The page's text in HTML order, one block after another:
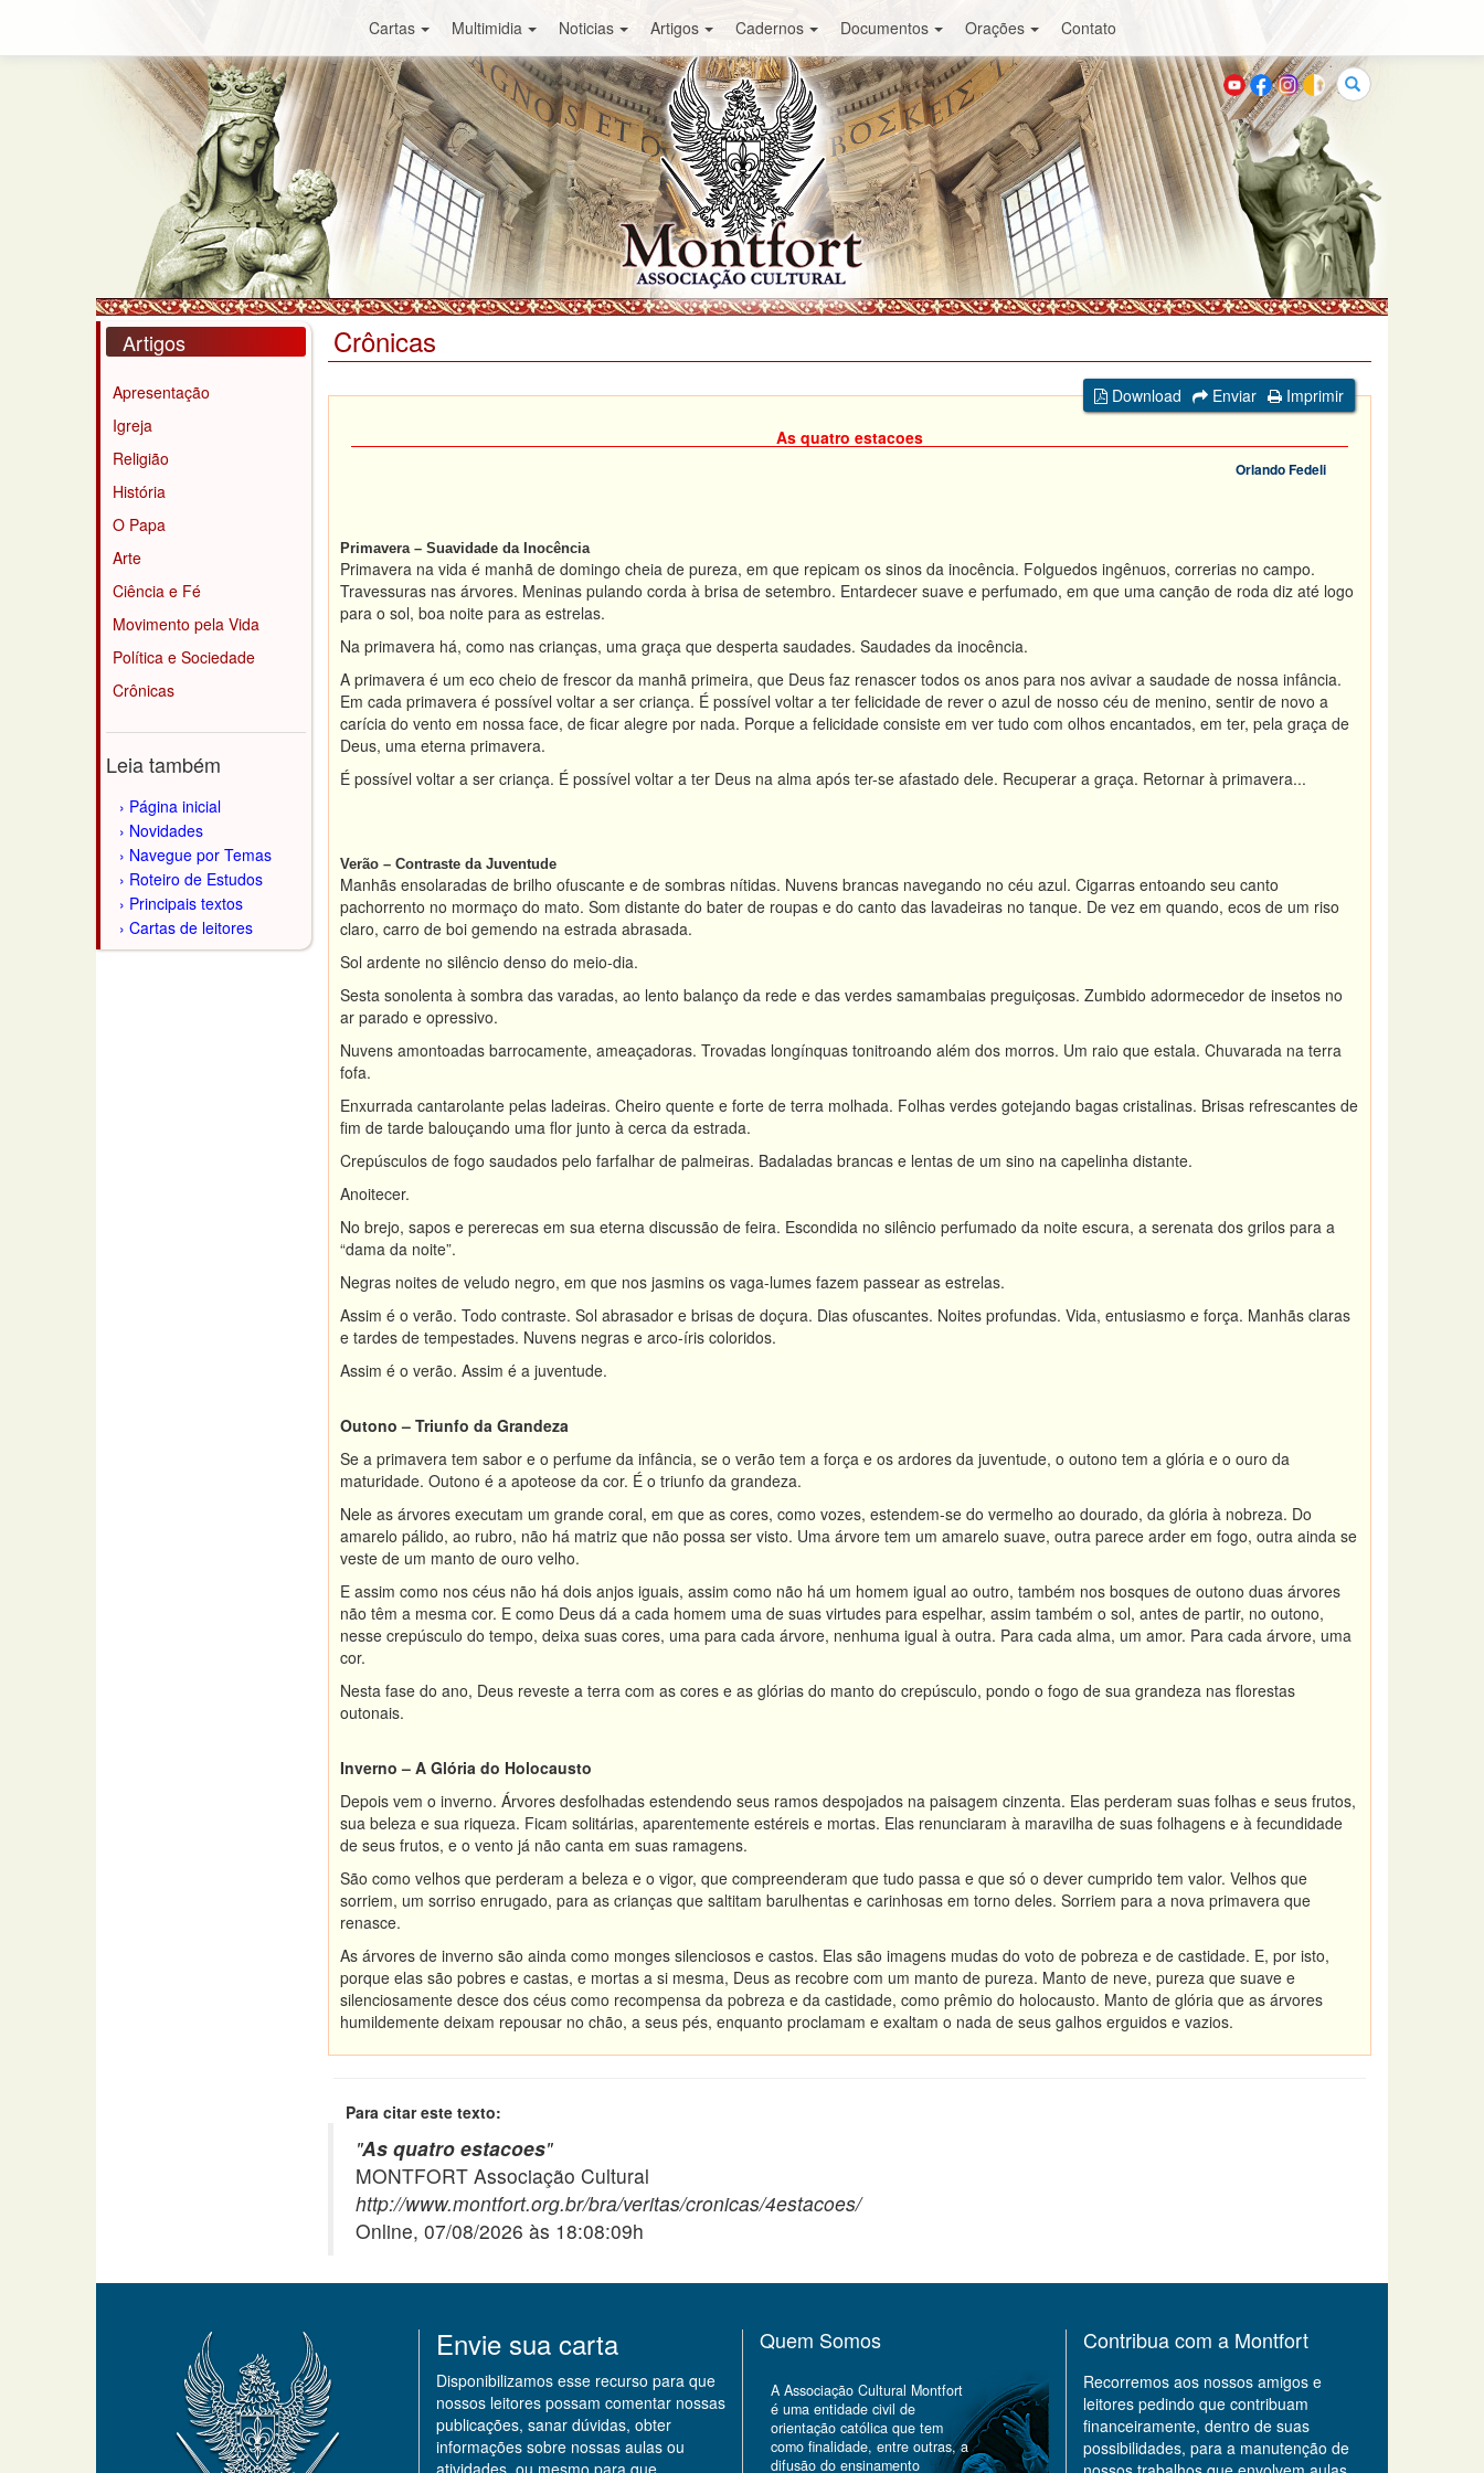
Cartas Multimidia Noticias Artigos Cadernos Documentos Orações Contato
Buscar
Artigos
Apresentação
Igreja
Religião
História
O Papa
Arte
Ciência e Fé
Movimento pela Vida
Política e Sociedade
Crônicas
Leia também
Página inicial
Novidades
Navegue por Temas
Roteiro de Estudos
Principais textos
Cartas de leitores
Crônicas
Download Enviar
Imprimir
As quatro estacoes
Orlando Fedeli
Primavera – Suavidade da Inocência
Primavera na vida é manhã de domingo cheia de pureza, em que repicam os sinos da inocência. Folguedos ingênuos, correrias no campo.
Travessuras nas árvores. Meninas pulando corda à brisa de setembro. Entardecer suave e perfumado, em que uma canção de roda diz até logo
para o sol, boa noite para as estrelas.
Na primavera há, como nas crianças, uma graça que desperta saudades. Saudades da inocência.
A primavera é um eco cheio de frescor da manhã primeira, que Deus faz renascer todos os anos para nos avivar a saudade de nossa infância.
Em cada primavera é possível voltar a ser criança. É possível voltar a ter felicidade de rever o azul de nosso céu de menino, sentir de novo a
carícia do vento em nossa face, de ficar alegre por nada. Porque a felicidade consiste em ver tudo com olhos encantados, em ter, pela graça de
Deus, uma eterna primavera.
É possível voltar a ser criança. É possível voltar a ter Deus na alma após ter-se afastado dele. Recuperar a graça. Retornar à primavera...
Verão – Contraste da Juventude
Manhãs ensolaradas de brilho ofuscante e de sombras nítidas. Nuvens brancas navegando no céu azul. Cigarras entoando seu canto
pachorrento no mormaço do mato. Som distante do bater de roupas e do canto das lavadeiras no tanque. De vez em quando, ecos de um riso
claro, carro de boi gemendo na estrada abrasada.
Sol ardente no silêncio denso do meio-dia.
Sesta sonolenta à sombra das varadas, ao lento balanço da rede e das verdes samambaias preguiçosas. Zumbido adormecedor de insetos no
ar parado e opressivo.
Nuvens amontoadas barrocamente, ameaçadoras. Trovadas longínquas tonitroando além dos morros. Um raio que estala. Chuvarada na terra
fofa.
Enxurrada cantarolante pelas ladeiras. Cheiro quente e forte de terra molhada. Folhas verdes gotejando bagas cristalinas. Brisas refrescantes de
fim de tarde balouçando uma flor junto à cerca da estrada.
Crepúsculos de fogo saudados pelo farfalhar de palmeiras. Badaladas brancas e lentas de um sino na capelinha distante.
Anoitecer.
No brejo, sapos e pererecas em sua eterna discussão de feira. Escondida no silêncio perfumado da noite escura, a serenata dos grilos para a
“dama da noite”.
Negras noites de veludo negro, em que nos jasmins os vaga-lumes fazem passear as estrelas.
Assim é o verão. Todo contraste. Sol abrasador e brisas de doçura. Dias ofuscantes. Noites profundas. Vida, entusiasmo e força. Manhãs claras
e tardes de tempestades. Nuvens negras e arco-íris coloridos.
Assim é o verão. Assim é a juventude.
Outono – Triunfo da Grandeza
Se a primavera tem sabor e o perfume da infância, se o verão tem a força e os ardores da juventude, o outono tem a glória e o ouro da
maturidade. Outono é a apoteose da cor. É o triunfo da grandeza.
Nele as árvores executam um grande coral, em que as cores, como vozes, estendem-se do vermelho ao dourado, da glória à nobreza. Do
amarelo pálido, ao rubro, não há matriz que não possa ser visto. Uma árvore tem um amarelo suave, outra parece arder em fogo, outra ainda se
veste de um manto de ouro velho.
E assim como nos céus não há dois anjos iguais, assim como não há um homem igual ao outro, também nos bosques de outono duas árvores
não têm a mesma cor. E como Deus dá a cada homem uma de suas virtudes para espelhar, assim também o sol, antes de partir, no outono,
nesse crepúsculo do tempo, deixa suas cores, uma para cada árvore, nenhuma igual à outra. Para cada alma, um amor. Para cada árvore, uma
cor.
Nesta fase do ano, Deus reveste a terra com as cores e as glórias do manto do crepúsculo, pondo o fogo de sua grandeza nas florestas
outonais.
Inverno – A Glória do Holocausto
Depois vem o inverno. Árvores desfolhadas estendendo seus ramos despojados na paisagem cinzenta. Elas perderam suas folhas e seus frutos,
sua beleza e sua riqueza. Ficam solitárias, aparentemente estéreis e mortas. Elas renunciaram à maravilha de suas folhagens e à fecundidade
de seus frutos, e o vento já não canta em suas ramagens.
São como velhos que perderam a beleza e o vigor, que compreenderam que tudo passa e que só o dever cumprido tem valor. Velhos que
sorriem, um sorriso enrugado, para as crianças que saltitam barulhentas e carinhosas em torno deles. Sorriem para a nova primavera que
renasce.
As árvores de inverno são ainda como monges silenciosos e castos. Elas são imagens mudas do voto de pobreza e de castidade. E, por isto,
porque elas são pobres e castas, e mortas a si mesma, Deus as recobre com um manto de pureza. Manto de neve, pureza que suave e
silenciosamente desce dos céus como recompensa da pobreza e da castidade, como prêmio do holocausto. Manto de glória que as árvores
humildemente deixam repousar no chão, a seus pés, enquanto proclamam e exaltam o nada de seus galhos erguidos e vazios.
Para citar este texto:
"As quatro estacoes"
MONTFORT Associação Cultural
http://www.montfort.org.br/bra/veritas/cronicas/4estacoes/
Online, 07/08/2026 às 18:08:09h
Envie sua carta
Disponibilizamos esse recurso para que
nossos leitores possam comentar nossas
publicações, sanar dúvidas, obter
informações sobre nossas aulas ou
atividades, ou mesmo para que
Quem Somos
A Associação Cultural Montfort
é uma entidade civil de
orientação católica que tem
como finalidade, entre outras, a
difusão do ensinamento
Contribua com a Montfort
Recorremos aos nossos amigos e
leitores pedindo que contribuam
financeiramente, dentro de suas
possibilidades, para a manutenção de